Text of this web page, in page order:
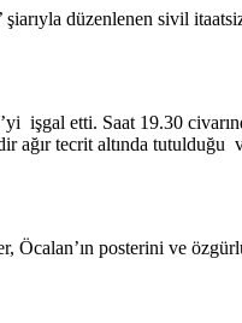
düzenlenen sivil
işgal etti. Saat 19.30
tecrit altında tutulduğu
posterini ve